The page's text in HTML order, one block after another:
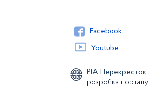
Facebook
Youtube
РІА Перекресток
розробка порталу